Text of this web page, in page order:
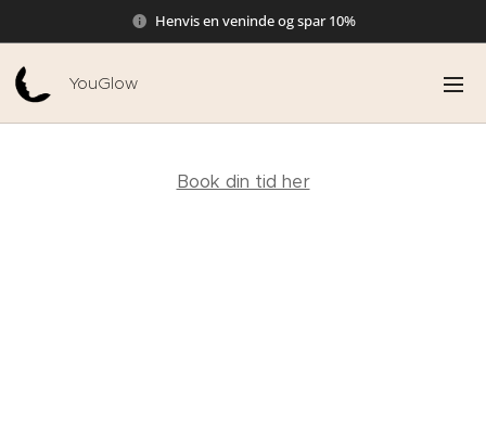
Henvis en veninde og spar 10%
YouGlow
Book din tid her